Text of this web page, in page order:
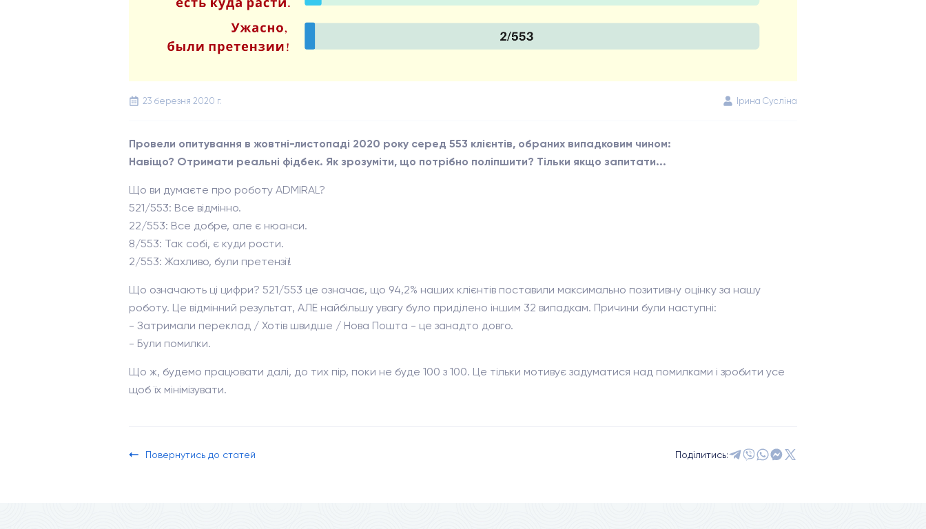
23 березня 2020 г. Ірина Сусліна
Провели опитування в жовтні-листопаді 2020 року серед 553 клієнтів, обраних випадковим чином:
Навіщо? Отримати реальні фідбек. Як зрозуміти, що потрібно поліпшити? Тільки якщо запитати...
Що ви думаєте про роботу ADMIRAL?
521/553: Все відмінно.
22/553: Все добре, але є нюанси.
8/553: Так собі, є куди рости.
2/553: Жахливо, були претензії!
Що означають ці цифри? 521/553 це означає, що 94,2% наших клієнтів поставили максимально позитивну оцінку за нашу
роботу. Це відмінний результат, АЛЕ найбільшу увагу було приділено іншим 32 випадкам. Причини були наступні:
- Затримали переклад / Хотів швидше / Нова Пошта - це занадто довго.
- Були помилки.
Що ж, будемо працювати далі, до тих пір, поки не буде 100 з 100. Це тільки мотивує задуматися над помилками і зробити усе
щоб їх мінімізувати.
Повернутись до статей Поділитись: